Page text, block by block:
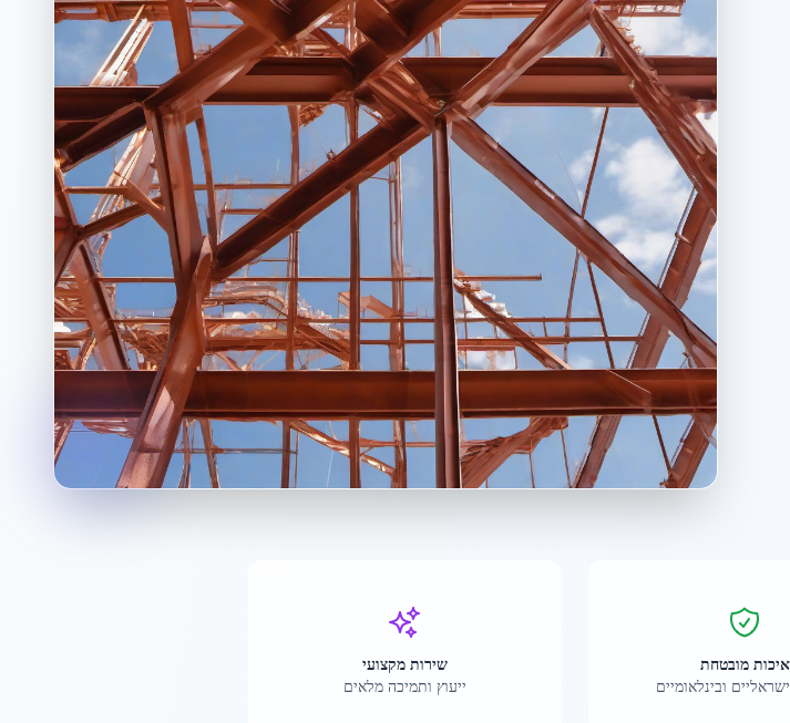
איכות מובטחת
ובינלאומיים
שירות מקצועי
ייעוץ ותמיכה מלאים